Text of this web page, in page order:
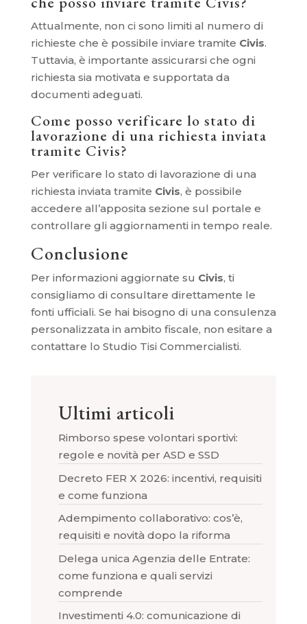
Attualmente, non ci sono limiti al numero di
richieste che è possibile inviare tramite Civis.
Tuttavia, è importante assicurarsi che ogni
richiesta sia motivata e supportata da
documenti adeguati.
Come posso verificare lo stato di
lavorazione di una richiesta inviata
tramite Civis?
Per verificare lo stato di lavorazione di una
richiesta inviata tramite Civis, è possibile
accedere all’apposita sezione sul portale e
controllare gli aggiornamenti in tempo reale.
Conclusione
Per informazioni aggiornate su Civis, ti
consigliamo di consultare direttamente le
fonti ufficiali. Se hai bisogno di una consulenza
personalizzata in ambito fiscale, non esitare a
contattare lo Studio Tisi Commercialisti.
Ultimi articoli
Rimborso spese volontari sportivi:
regole e novità per ASD e SSD
Decreto FER X 2026: incentivi, requisiti
e come funziona
Adempimento collaborativo: cos’è,
requisiti e novità dopo la riforma
Delega unica Agenzia delle Entrate:
come funziona e quali servizi
comprende
Investimenti 4.0: comunicazione di